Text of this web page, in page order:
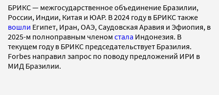
БРИКС — межгосударственное объединение Бразилии,
России, Индии, Китая и ЮАР. В 2024 году в БРИКС также
вошли Египет, Иран, ОАЭ, Саудовская Аравия и Эфиопия, в
2025-м полноправным членом стала Индонезия. В
текущем году в БРИКС председательствует Бразилия.
Forbes направил запрос по поводу предложений ИРИ в
МИД Бразилии.